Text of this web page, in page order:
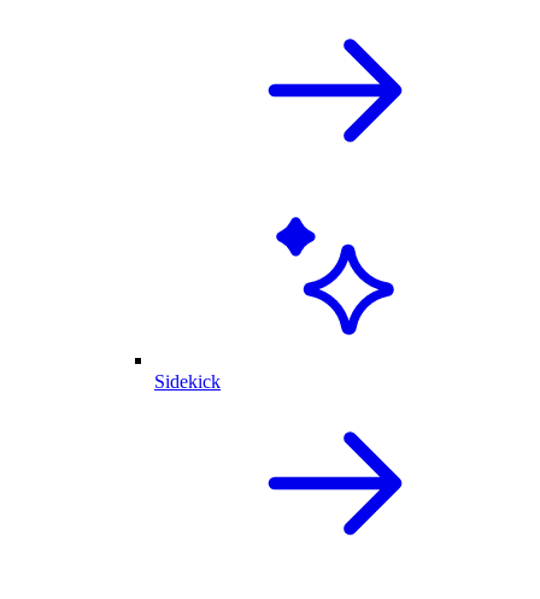
Sidekick